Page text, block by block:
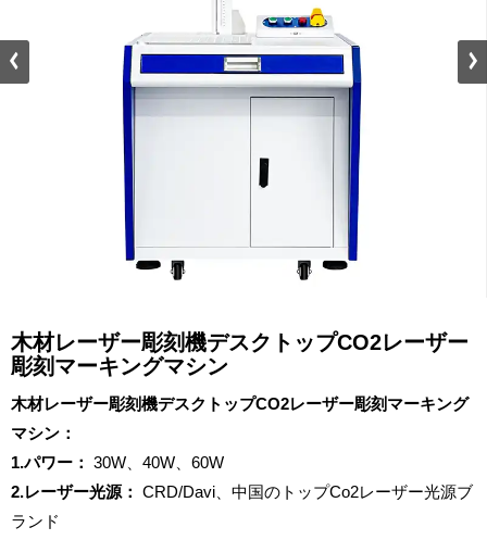
木材レーザー彫刻機デスクトップCO2レーザー
彫刻マーキングマシン
木材レーザー彫刻機デスクトップCO2レーザー彫刻マーキング
マシン：
1.パワー： 30W、40W、60W
2.レーザー光源： CRD/Davi、中国のトップCo2レーザー光源ブ
ランド